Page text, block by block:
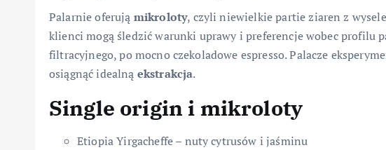
Palarnie oferują mikroloty, czyli niewielkie partie ziaren z
klienci mogą śledzić warunki uprawy i preferencje wobec profilu
filtracyjnego, po mocno czekoladowe espresso. Palacze
osiągnąć idealną ekstrakcja.
Single origin i mikroloty
Etiopia Yirgacheffe – nuty cytrusów i jaśminu